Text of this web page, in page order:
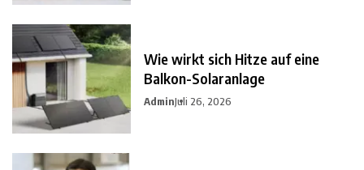
Wie wirkt sich Hitze auf eine
Balkon-Solaranlage
AdminJuli 26, 2026